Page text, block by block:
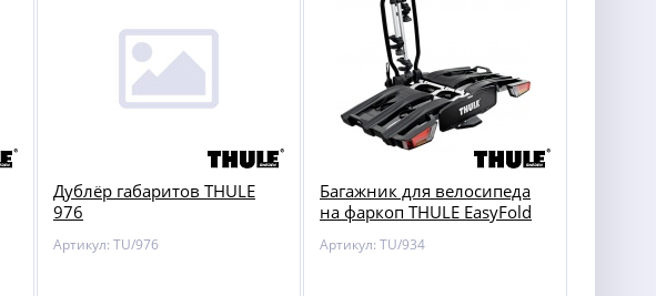
Дублёр габаритов THULE
976
Артикул: TU/976
Багажник для велосипеда
на фаркоп THULE EasyFold
Артикул: TU/934